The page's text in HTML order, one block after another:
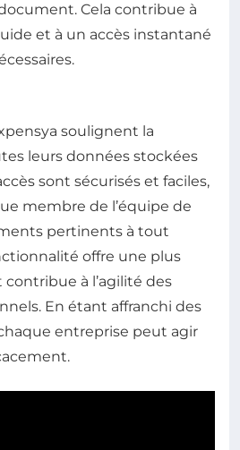
Cela contribue à
et à un accès instantané
soulignent la
leurs données stockées
sont sécurisés et faciles,
membre de l’équipe de
pertinents à tout
offre une plus
à l’agilité des
En étant affranchi des
entreprise peut agir